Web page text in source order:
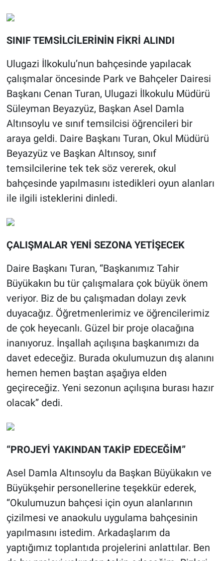
SINIF TEMSİLCİLERİNİN FİKRİ ALINDI
Ulugazi İlkokulu’nun bahçesinde yapılacak
çalışmalar öncesinde Park ve Bahçeler Dairesi
Başkanı Cenan Turan, Ulugazi İlkokulu Müdürü
Süleyman Beyazyüz, Başkan Asel Damla
Altınsoylu ve sınıf temsilcisi öğrencileri bir
araya geldi. Daire Başkanı Turan, Okul Müdürü
Beyazyüz ve Başkan Altınsoy, sınıf
temsilcilerine tek tek söz vererek, okul
bahçesinde yapılmasını istedikleri oyun alanları
ile ilgili isteklerini dinledi.
ÇALIŞMALAR YENİ SEZONA YETİŞECEK
Daire Başkanı Turan, “Başkanımız Tahir
Büyükakın bu tür çalışmalara çok büyük önem
veriyor. Biz de bu çalışmadan dolayı zevk
duyacağız. Öğretmenlerimiz ve öğrencilerimiz
de çok heyecanlı. Güzel bir proje olacağına
inanıyoruz. İnşallah açılışına başkanımızı da
davet edeceğiz. Burada okulumuzun dış alanını
hemen hemen baştan aşağıya elden
geçireceğiz. Yeni sezonun açılışına burası hazır
olacak” dedi.
“PROJEYİ YAKINDAN TAKİP EDECEĞİM”
Asel Damla Altınsoylu da Başkan Büyükakın ve
Büyükşehir personellerine teşekkür ederek,
“Okulumuzun bahçesi için oyun alanlarının
çizilmesi ve anaokulu uygulama bahçesinin
yapılmasını istedim. Arkadaşlarım da
yaptığımız toplantıda projelerini anlattılar. Ben